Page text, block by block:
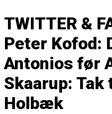
TWITTER &
Peter Kofod:
Antonios før
Skaarup: Tak
Holbæk